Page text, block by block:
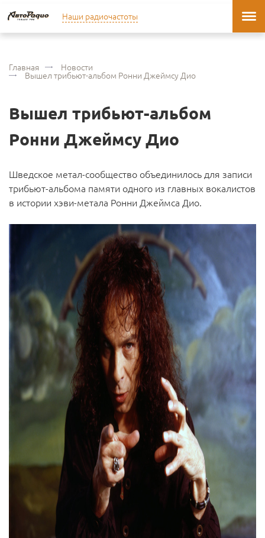
Наши радиочастоты
Главная Новости
Вышел трибьют-альбом Ронни Джеймсу Дио
Вышел трибьют-альбом
Ронни Джеймсу Дио
Шведское метал-сообщество объединилось для записи
трибьют-альбома памяти одного из главных вокалистов
в истории хэви-метала Ронни Джеймса Дио.